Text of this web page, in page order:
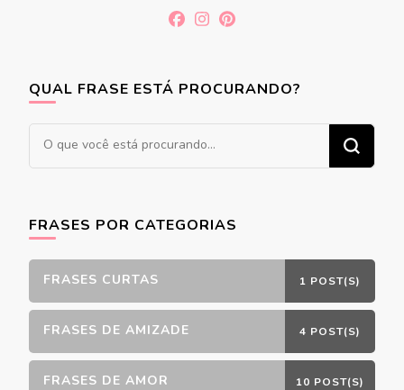
QUAL FRASE ESTÁ PROCURANDO?
Procurando
algo?
FRASES POR CATEGORIAS
FRASES CURTAS 1 POST(S)
FRASES DE AMIZADE 4 POST(S)
FRASES DE AMOR 10 POST(S)